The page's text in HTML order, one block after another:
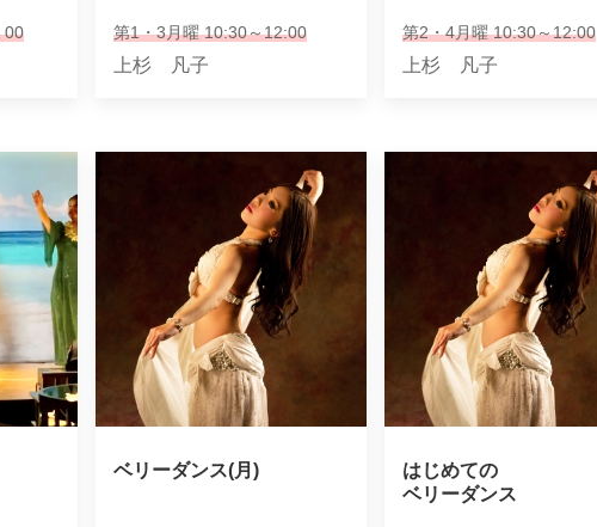
00 第1・3月曜 10:30～12:00
上杉 凡子
第2・4月曜 10:30～12:00
上杉 凡子
ベリーダンス(月)
はじめての
ベリーダンス